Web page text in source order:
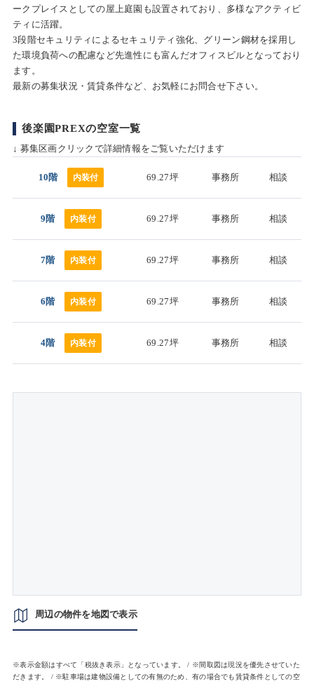
ークプレイスとしての屋上庭園も設置されており、多様なアクティビ
ティに活躍。
3段階セキュリティによるセキュリティ強化、グリーン鋼材を採用し
た環境負荷への配慮など先進性にも富んだオフィスビルとなっており
ます。
最新の募集状況・賃貸条件など、お気軽にお問合せ下さい。
後楽園PREXの空室一覧
↓ 募集区画クリックで詳細情報をご覧いただけます
10階 内装付 69.27坪 事務所 相談
9階 内装付 69.27坪 事務所 相談
7階 内装付 69.27坪 事務所 相談
6階 内装付 69.27坪 事務所 相談
4階 内装付 69.27坪 事務所 相談
周辺の物件を地図で表示
※表示金額はすべて「税抜き表示」となっています。 / ※間取図は現況を優先させていた
だきます。 / ※駐車場は建物設備としての有無のため、有の場合でも賃貸条件としての空